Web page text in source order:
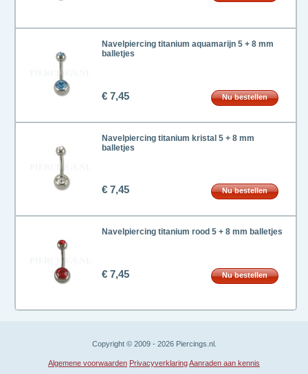
Navelpiercing titanium aquamarijn 5 + 8 mm
balletjes
€ 7,45 Nu bestellen
Navelpiercing titanium kristal 5 + 8 mm
balletjes
€ 7,45 Nu bestellen
Navelpiercing titanium rood 5 + 8 mm balletjes
€ 7,45 Nu bestellen
Copyright © 2009 - 2026 Piercings.nl.
Algemene voorwaarden PrivacyverklaringAanraden aan kennis